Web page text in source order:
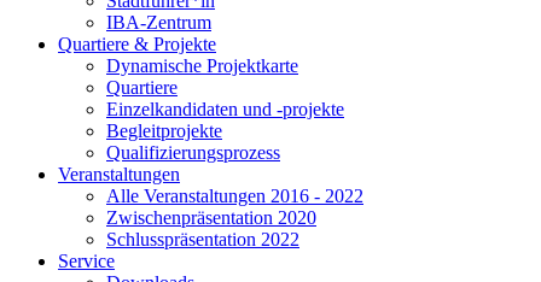
IBA-Zentrum
Quartiere & Projekte
Dynamische Projektkarte
Quartiere
Einzelkandidaten und -projekte
Begleitprojekte
Qualifizierungsprozess
Veranstaltungen
Alle Veranstaltungen 2016 - 2022
Zwischenpräsentation 2020
Schlusspräsentation 2022
Service